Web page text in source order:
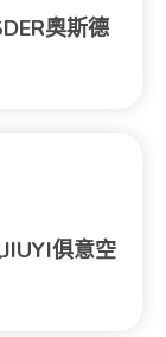
奧斯德
俱意空